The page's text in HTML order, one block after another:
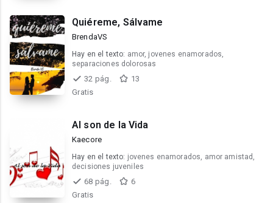
Quiéreme, Sálvame
BrendaVS
Hay en el texto: amor, jovenes enamorados,
separaciones dolorosas
32 pág.
13
Gratis
Al son de la Vida
Kaecore
Hay en el texto: jovenes enamorados, amor amistad,
decisiones juveniles
68 pág.
6
Gratis